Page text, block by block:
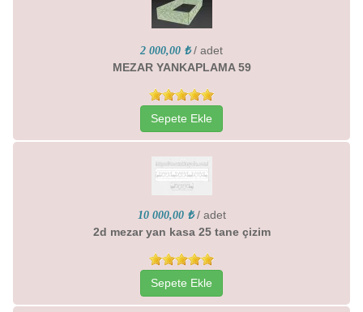
2 000,00 ₺ / adet
MEZAR YANKAPLAMA 59
Sepete Ekle
10 000,00 ₺ / adet
2d mezar yan kasa 25 tane çizim
Sepete Ekle